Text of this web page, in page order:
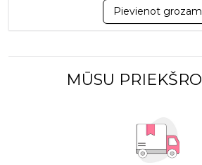
Pievienot grozam
MŪSU